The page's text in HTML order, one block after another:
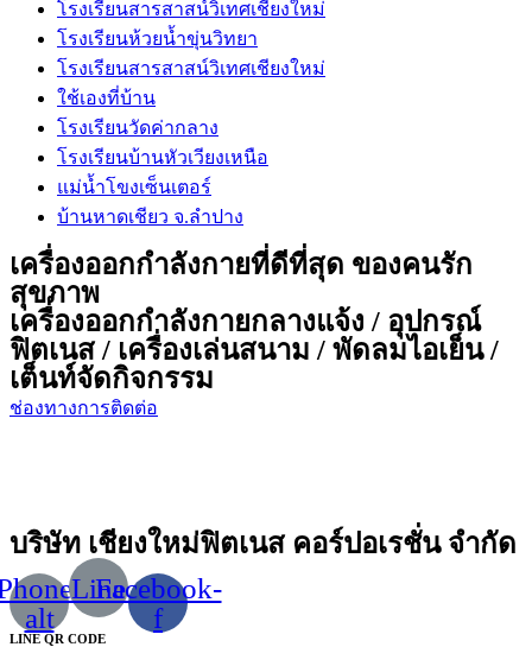
โรงเรียนสารสาสน์วิเทศเชียงใหม่
โรงเรียนห้วยน้ำขุ่นวิทยา
โรงเรียนสารสาสน์วิเทศเชียงใหม่
ใช้เองที่บ้าน
โรงเรียนวัดค่ากลาง
โรงเรียนบ้านหัวเวียงเหนือ
แม่น้ำโขงเซ็นเตอร์
บ้านหาดเชียว จ.ลำปาง
เครื่องออกกำลังกายที่ดีที่สุด ของคนรัก
สุขภาพ
เครื่องออกกำลังกายกลางแจ้ง / อุปกรณ์
ฟิตเนส / เครื่องเล่นสนาม / พัดลมไอเย็น /
เต็นท์จัดกิจกรรม
ช่องทางการติดต่อ
บริษัท เชียงใหม่ฟิตเนส คอร์ปอเรชั่น จำกัด
alt
Line
Facebook-
f
LINE QR CODE